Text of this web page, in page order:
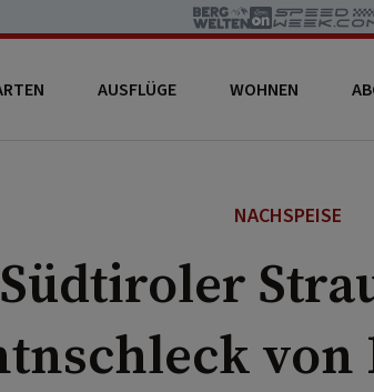
AUSFLÜGE WOHNEN
NACHSPEISE
Südtiroler
von